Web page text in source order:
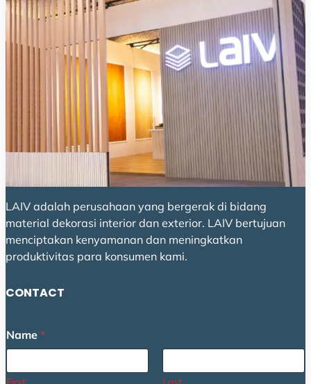
LAIV adalah perusahaan yang bergerak di bidang
material dekorasi interior dan exterior. LAIV bertujuan
menciptakan kenyamanan dan meningkatkan
produktivitas para konsumen kami.
CONTACT
Name *